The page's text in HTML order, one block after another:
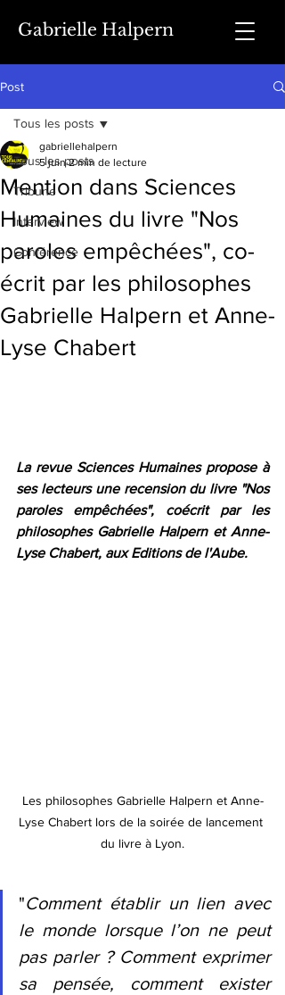
Gabrielle Halpern
Post
Tous les posts
Tribune
Interview
Conférence
Tous les posts
Mention dans Sciences
Humaines du livre "Nos
paroles empêchées", co-
écrit par les philosophes
Gabrielle Halpern et Anne-
Lyse Chabert
gabriellehalpern
5 juin 2 min de lecture
La revue Sciences Humaines propose à
ses lecteurs une recension du livre "Nos
paroles empêchées", coécrit par les
philosophes Gabrielle Halpern et Anne-
Lyse Chabert, aux Editions de l'Aube.
Les philosophes Gabrielle Halpern et Anne-
Lyse Chabert lors de la soirée de lancement
du livre à Lyon.
"Comment établir un lien avec
le monde lorsque l’on ne peut
pas parler ? Comment exprimer
sa pensée, comment exister